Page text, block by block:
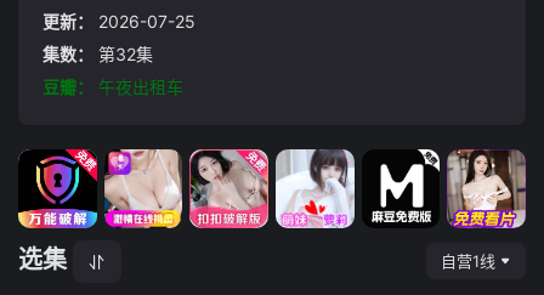
更新：
2026-07-25
集数：
第32集
豆瓣：
午夜出租车
选集 自营1线